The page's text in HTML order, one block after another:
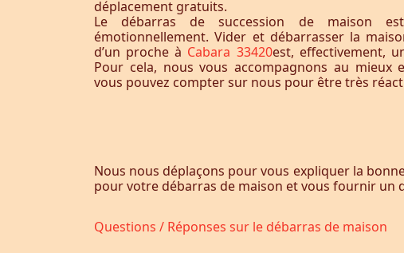
déplacement gratuits.
Le débarras de succession de maison
émotionnellement. Vider et débarrasser la
d’un proche à Cabara 33420est, effectivement,
Pour cela, nous vous accompagnons au mieux
vous pouvez compter sur nous pour être très
Nous nous déplaçons pour vous expliquer la
pour votre débarras de maison et vous fournir un
Questions / Réponses sur le débarras de maison